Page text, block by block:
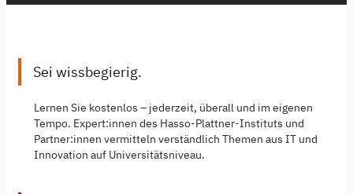
Sei wissbegierig.
Lernen Sie kostenlos – jederzeit, überall und im eigenen
Tempo. Expert:innen des Hasso-Plattner-Instituts und
Partner:innen vermitteln verständlich Themen aus IT und
Innovation auf Universitätsniveau.